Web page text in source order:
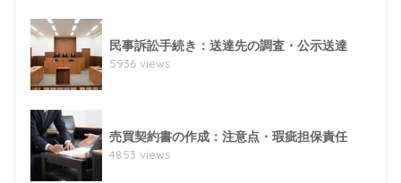
民事訴訟手続き：送達先の調査・公示送達
5936 views
売買契約書の作成：注意点・瑕疵担保責任
4853 views